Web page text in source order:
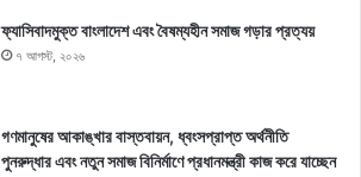
ফ্যাসিবাদমুক্ত বাংলাদেশ এবং বৈষম্যহীন সমাজ গড়ার প্রত্যয়
৭ আগস্ট, ২০২৬
গণমানুষের আকাঙ্খার বাস্তবায়ন, ধ্বংসপ্রাপ্ত অর্থনীতি
পুনরুদ্ধার এবং নতুন সমাজ বিনির্মাণে প্রধানমন্ত্রী কাজ করে যাচ্ছেন